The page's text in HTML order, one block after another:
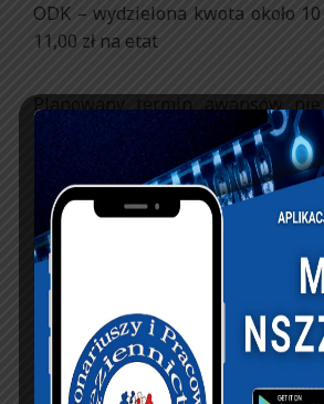
ODK – wydzielona kwota około 10
11,00 zł na etat
Planowany termin awansów
15.11.2016 r.
Mundurowych